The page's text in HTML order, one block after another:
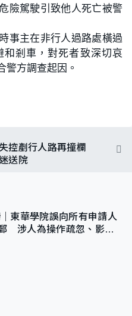
險駕駛引致他人死亡被警
事主在非行人過路處橫過
剎車，對死者致深切哀
警方調查起因。
控剷行人路再撞欄
送院
東華學院誤向所有申請人
涉人為操作疏忽、影響